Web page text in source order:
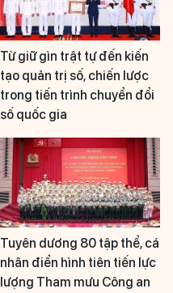
Từ giữ gìn trật tự đến kiến
tạo quản trị số, chiến lược
trong tiến trình chuyển đổi
số quốc gia
Tuyên dương 80 tập thể, cá
nhân điển hình tiên tiến lực
lượng Tham mưu Công an